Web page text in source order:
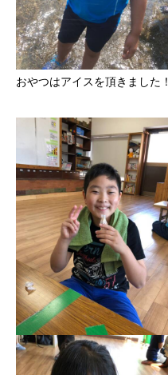
おやつはアイスを頂きました！